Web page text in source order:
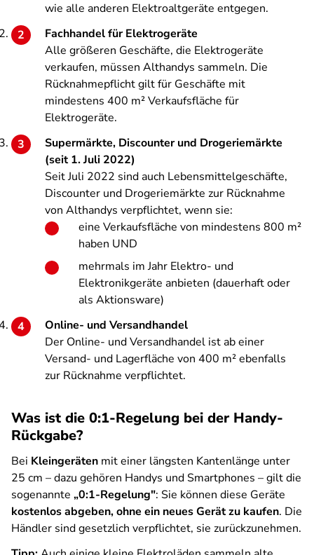
wie alle anderen Elektroaltgeräte entgegen.
Fachhandel für Elektrogeräte
Alle größeren Geschäfte, die Elektrogeräte
verkaufen, müssen Althandys sammeln. Die
Rücknahmepflicht gilt für Geschäfte mit
mindestens 400 m² Verkaufsfläche für
Elektrogeräte.
Supermärkte, Discounter und Drogeriemärkte
(seit 1. Juli 2022)
Seit Juli 2022 sind auch Lebensmittelgeschäfte,
Discounter und Drogeriemärkte zur Rücknahme
von Althandys verpflichtet, wenn sie:
eine Verkaufsfläche von mindestens 800 m²
haben UND
mehrmals im Jahr Elektro- und
Elektronikgeräte anbieten (dauerhaft oder
als Aktionsware)
Online- und Versandhandel
Der Online- und Versandhandel ist ab einer
Versand- und Lagerfläche von 400 m² ebenfalls
zur Rücknahme verpflichtet.
Was ist die 0:1-Regelung bei der Handy-
Rückgabe?
Bei Kleingeräten mit einer längsten Kantenlänge unter
25 cm – dazu gehören Handys und Smartphones – gilt die
sogenannte „0:1-Regelung": Sie können diese Geräte
kostenlosabgeben, ohne ein neues Gerät zu kaufen. Die
Händler sind gesetzlich verpflichtet, sie zurückzunehmen.